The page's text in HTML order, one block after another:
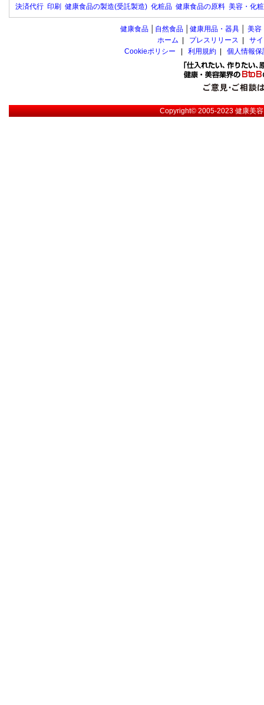
決済代行 印刷 健康食品の製造(受託製造) 化粧品 健康食品の原料 美容・化
健康食品 自然食品 健康用品・器具 美容
ホーム
プレスリリース
サ
Cookieポリシー
利用規約 個人情報
Copyright© 2005-2023健康美